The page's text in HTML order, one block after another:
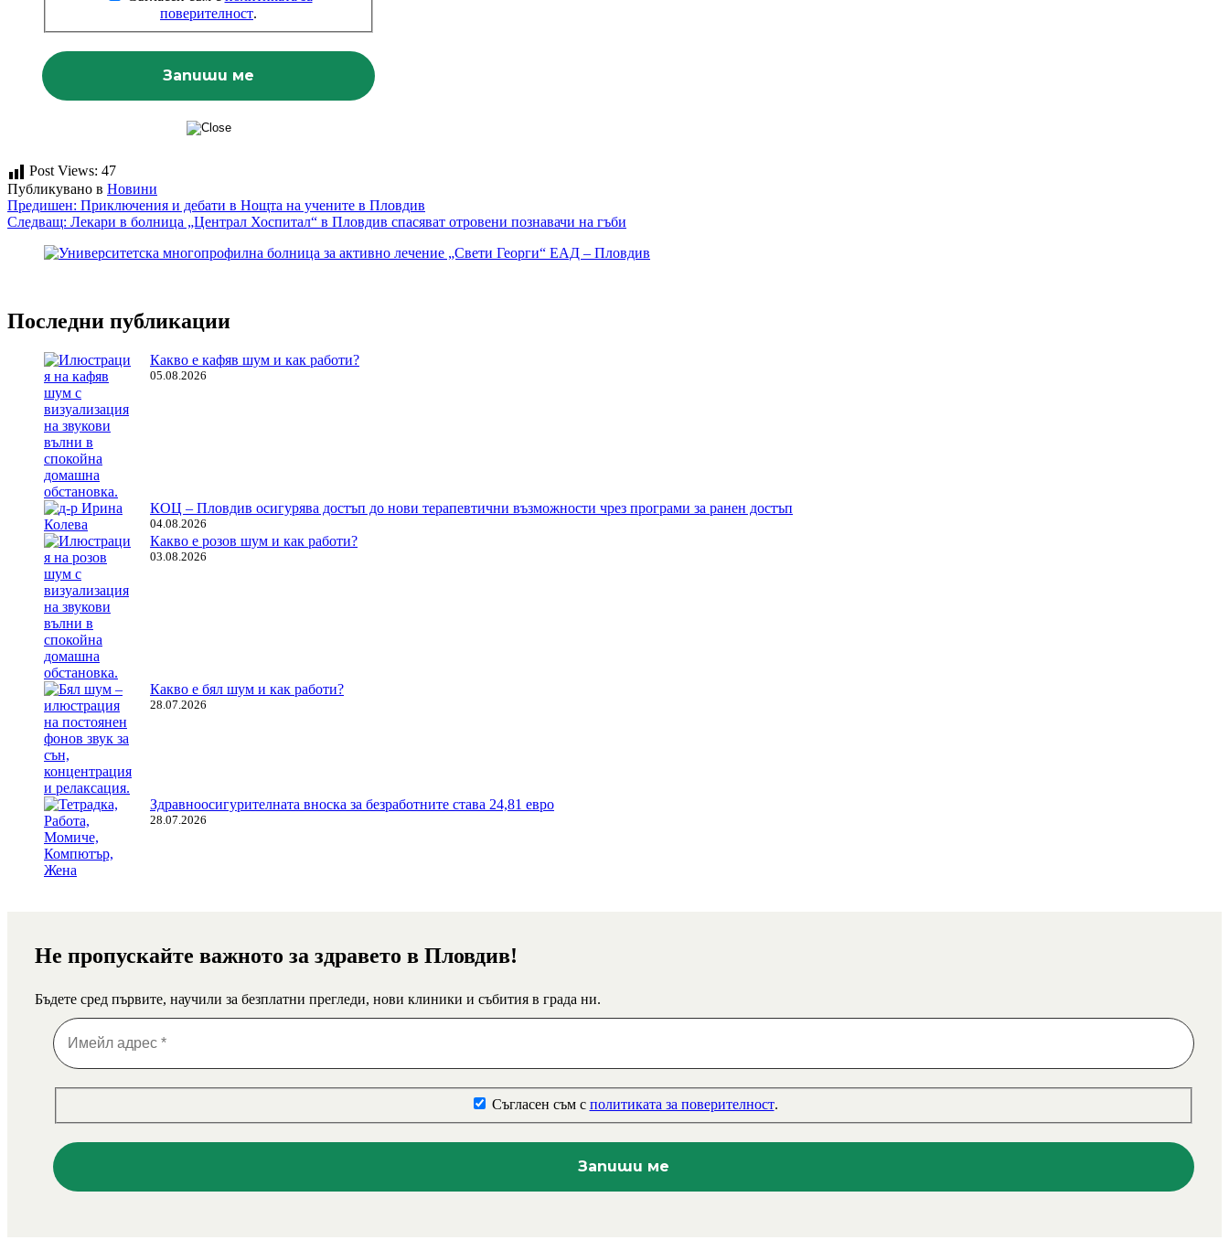
поверителност.
Post Views: 47
Публикувано в Новини
Навигация
Предишен: Приключения и дебати в Нощта на учените в Пловдив
Следващ: Лекари в болница „Централ Хоспитал“ в Пловдив спасяват отровени познавачи на гъби
Последни публикации
Какво е кафяв шум и как работи?
05.08.2026
КОЦ – Пловдив осигурява достъп до нови терапевтични възможности чрез програми за ранен достъп
04.08.2026
Какво е розов шум и как работи?
03.08.2026
Какво е бял шум и как работи?
28.07.2026
Здравноосигурителната вноска за безработните става 24,81 евро
28.07.2026
Не пропускайте важното за здравето в Пловдив!
Бъдете сред първите, научили за безплатни прегледи, нови клиники и събития в града ни.
Съгласен съм с политиката за поверителност.